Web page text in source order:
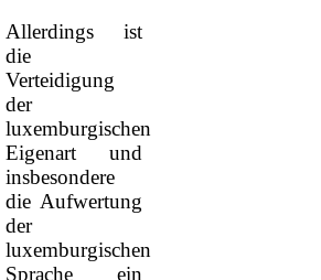
Allerdings ist
die
Verteidigung
der
luxemburgischen
Eigenart und
insbesondere
die Aufwertung
der
luxemburgischen
Sprache ein